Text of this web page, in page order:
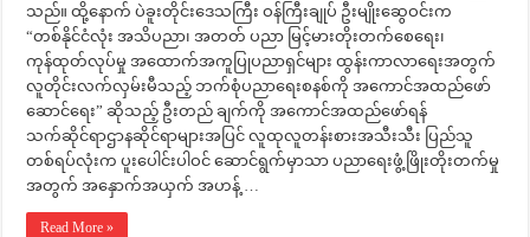
သည်။ ထို့နောက် ပဲခူးတိုင်းဒေသကြီး ဝန်ကြီးချုပ် ဦးမျိုးဆွေဝင်းက
“တစ်နိုင်ငံလုံး အသိပညာ၊ အတတ် ပညာ မြင့်မားတိုးတက်စေရေး၊
ကုန်ထုတ်လုပ်မှု အထောက်အကူပြုပညာရှင်များ ထွန်းကာလာရေးအတွက်
လူတိုင်းလက်လှမ်းမီသည့် ဘက်စုံပညာရေးစနစ်ကို အကောင်အထည်ဖော်
ဆောင်ရေး” ဆိုသည့် ဦးတည် ချက်ကို အကောင်အထည်ဖော်ရန်
သက်ဆိုင်ရာဌာနဆိုင်ရာများအပြင် လူထုလူတန်းစားအသီးသီး ပြည်သူ
တစ်ရပ်လုံးက ပူးပေါင်းပါဝင် ဆောင်ရွက်မှာသာ ပညာရေးဖွံ့ဖြိုးတိုးတက်မှု
အတွက် အနှောက်အယှက် အဟန့် …
Read More »